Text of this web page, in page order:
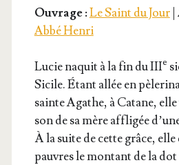
Ouvrage :Le Saint du Jour|
Abbé Henri
Lucie naquit à la fin du IIIe
Sicile. Étant allée en
sainte Agathe, à Catane,
son de sa mère affli­gée
À la suite de cette grâce,
pauvres le mon­tant de la dot